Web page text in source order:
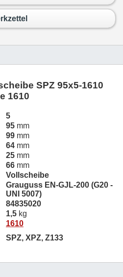
SPZ 95x5-1610
1610
5
95 mm
99 mm
64 mm
25 mm
66 mm
Vollscheibe
Grauguss EN-GJL-200 (G20 -
UNI 5007)
84835020
1,5 kg
1610
SPZ, XPZ, Z133